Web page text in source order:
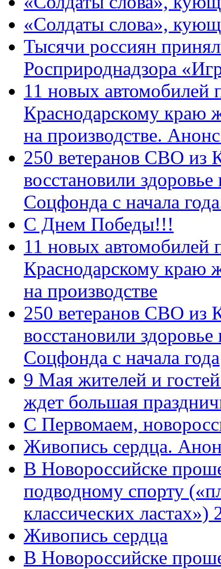
«Солдаты слова»,
Тысячи россиян
Росприроднадзора
11 новых автомобилей
Краснодарскому краю
на производстве.
250 ветеранов СВО из
восстановили
Соцфонда с начала
С Днем Победы!!!
11 новых автомобилей
Краснодарскому краю
на производстве
250 ветеранов СВО из
восстановили
Соцфонда с начала года
9 Мая жителей и
ждет большая
C Первомаем,
Живопись сердца.
В Новороссийске
подводному спорту
классических
Живопись сердца
В Новороссийске